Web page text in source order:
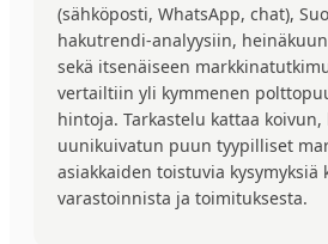
(sähköposti, WhatsApp, chat),
hakutrendi-analyysiin,
sekä itsenäiseen
vertailtiin yli kymmenen
hintoja. Tarkastelu kattaa
uunikuivatun puun tyypilliset
asiakkaiden toistuvia kysymyksiä
varastoinnista ja toimituksesta.